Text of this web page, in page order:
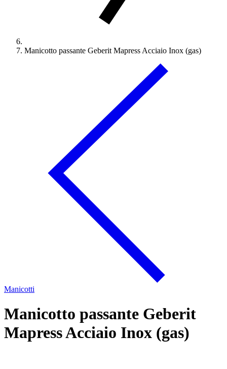
Manicotto passante Geberit Mapress Acciaio Inox (gas)
Manicotti
Manicotto passante Geberit
Mapress Acciaio Inox (gas)